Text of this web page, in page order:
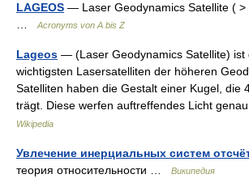
LAGEOS — Laser Geodynamics Satellite ( >
Acronyms von A bis Z
Lageos — (Laser Geodynamics Satellite) ist
wichtigsten Lasersatelliten der höheren
Satelliten haben die Gestalt einer Kugel, die
trägt. Diese werfen auftreffendes Licht
Wikipedia
Увлечение инерциальных систем
теория относительности …
Википедия